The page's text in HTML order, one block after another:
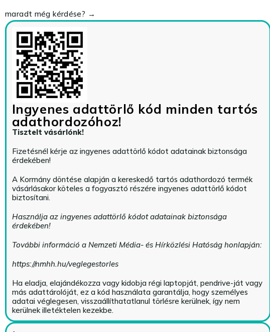
maradt még kérdése? →
Ingyenes adattörlő kód minden tartós
adathordozóhoz!
Tisztelt vásárlónk!
Fizetésnél kérje az ingyenes adattörlő kódot adatainak biztonsága
érdekében!
A Kormány döntése alapján a kereskedő tartós adathordozó termék
vásárlásakor köteles a fogyasztó részére ingyenes adattörlő kódot
biztosítani.
Használja az ingyenes adattörlő kódot adatainak biztonsága
érdekében!
További információ a Nemzeti Média- és Hírközlési Hatóság honlapján:
https://nmhh.hu/veglegestorles
Ha eladja, elajándékozza vagy kidobja régi laptopját, pendrive-ját vagy
más adattárolóját, ez a kód használata garantálja, hogy személyes
adatai véglegesen, visszaállíthatatlanul törlésre kerülnek, így nem
kerülnek illetéktelen kezekbe.